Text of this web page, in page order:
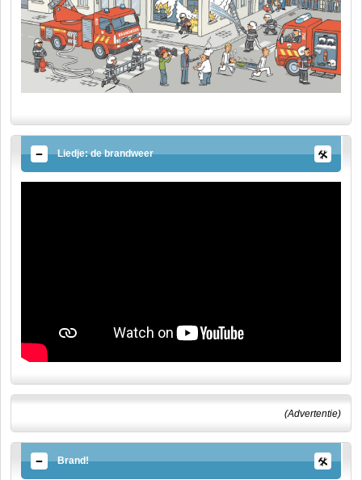
Liedje: de brandweer
(Advertentie)
Brand!